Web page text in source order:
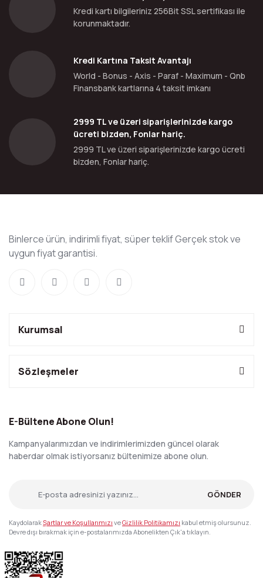
Kredi kartı bilgileriniz 256Bit SSL sertifikası ile
korunmaktadır.
Kredi Kartına Taksit Avantajı
World - Bonus - Axis - Paraf - Maximum - Qnb
Finansbank kartlarına 4 taksit imkanı
2999 TL ve üzeri siparişlerinizde kargo
ücreti bizden, Fonlar hariç.
2999 TL ve üzeri siparişlerinizde kargo ücreti
bizden, Fonlar hariç.
Binlerce ürün, indirimli fiyat, süper teklif Gerçek stok ve
uygun fiyat garantisi.
Kurumsal
Sözleşmeler
E-Bültene Abone Olun!
Kampanyalarımızdan ve indirimlerimizden güncel olarak
haberdar olmak istiyorsanız bültenimize abone olun.
GÖNDER
KaydolarakŞartlar ve Koşullarımızı veGizlilik Politikamızı kabul etmiş olursunuz.
Devre dışı bırakmak için e-postalarımızda Abonelikten Çık'a tıklayın.